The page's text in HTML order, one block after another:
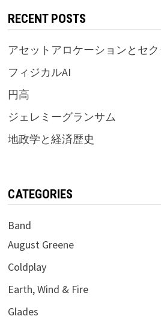
RECENT POSTS
アセットアロケーションとセ
フィジカルAI
円高
ジェレミーグランサム
地政学と経済歴史
CATEGORIES
Band
August Greene
Coldplay
Earth, Wind & Fire
Glades